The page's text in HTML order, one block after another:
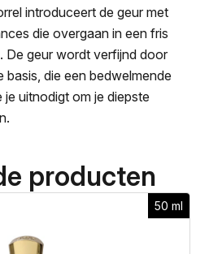
introduceert de geur met
die overgaan in een fris
De geur wordt verfijnd door
die een bedwelmende
uitnodigt om je diepste
producten
50 ml